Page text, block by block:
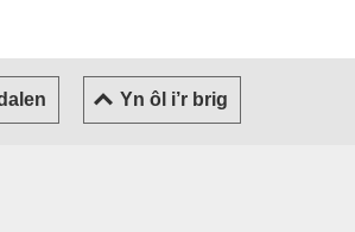
Yn ôl i’r brig